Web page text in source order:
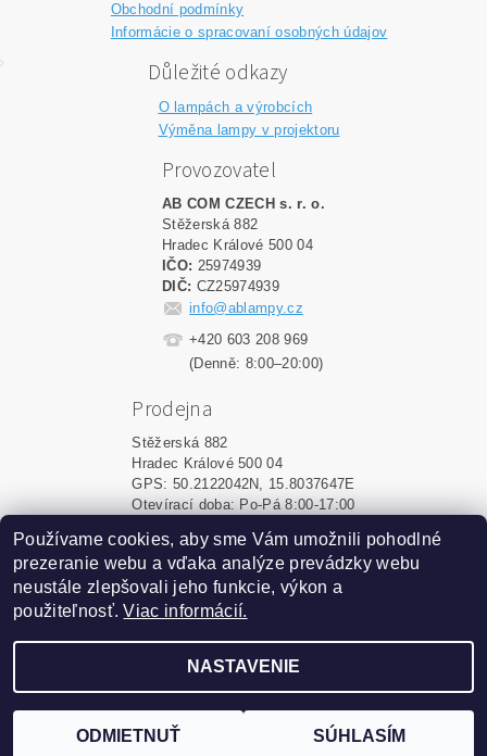
Obchodní podmínky
Informácie o spracovaní osobných údajov
Důležité odkazy
O lampách a výrobcích
Výměna lampy v projektoru
Provozovatel
AB COM CZECH s. r. o.
Stěžerská 882
Hradec Králové 500 04
IČO: 25974939
DIČ: CZ25974939
info@ablampy.cz
+420 603 208 969
(Denně: 8:00–20:00)
Prodejna
Stěžerská 882
Hradec Králové 500 04
GPS: 50.2122042N, 15.8037647E
Otevírací doba: Po-Pá 8:00-17:00
Shoptet.sk MôjPrvýEshop.sk
Vytvoril Shoptet
Podle zákona o evidenci tržeb je prodávající povinen
vystavit kupujícímu účtenku. Zároveň je povinen zaevidovat
Používame cookies, aby sme Vám umožnili pohodlné
prezeranie webu a vďaka analýze prevádzky webu
neustále zlepšovali jeho funkcie, výkon a
použiteľnosť.Viac informácií.
NASTAVENIE
ODMIETNUŤ SÚHLASÍM